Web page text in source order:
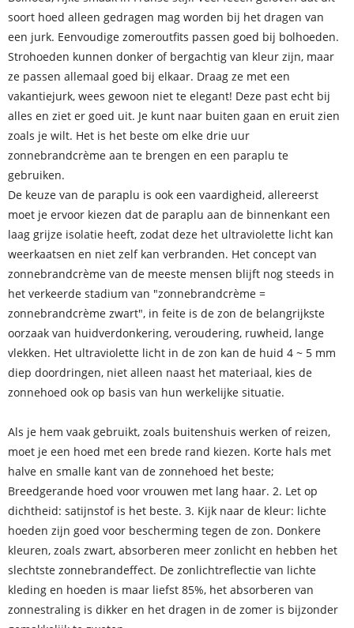
soort hoed alleen gedragen mag worden bij het dragen van
een jurk. Eenvoudige zomeroutfits passen goed bij bolhoeden.
Strohoeden kunnen donker of bergachtig van kleur zijn, maar
ze passen allemaal goed bij elkaar. Draag ze met een
vakantiejurk, wees gewoon niet te elegant! Deze past echt bij
alles en ziet er goed uit. Je kunt naar buiten gaan en eruit zien
zoals je wilt. Het is het beste om elke drie uur
zonnebrandcrème aan te brengen en een paraplu te
gebruiken.
De keuze van de paraplu is ook een vaardigheid, allereerst
moet je ervoor kiezen dat de paraplu aan de binnenkant een
laag grijze isolatie heeft, zodat deze het ultraviolette licht kan
weerkaatsen en niet zelf kan verbranden. Het concept van
zonnebrandcrème van de meeste mensen blijft nog steeds in
het verkeerde stadium van "zonnebrandcrème =
zonnebrandcrème zwart", in feite is de zon de belangrijkste
oorzaak van huidverdonkering, veroudering, ruwheid, lange
vlekken. Het ultraviolette licht in de zon kan de huid 4 ~ 5 mm
diep doordringen, niet alleen naast het materiaal, kies de
zonnehoed ook op basis van hun werkelijke situatie.
Als je hem vaak gebruikt, zoals buitenshuis werken of reizen,
moet je een hoed met een brede rand kiezen. Korte hals met
halve en smalle kant van de zonnehoed het beste;
Breedgerande hoed voor vrouwen met lang haar. 2. Let op
dichtheid: satijnstof is het beste. 3. Kijk naar de kleur: lichte
hoeden zijn goed voor bescherming tegen de zon. Donkere
kleuren, zoals zwart, absorberen meer zonlicht en hebben het
slechtste zonnebrandeffect. De zonlichtreflectie van lichte
kleding en hoeden is maar liefst 85%, het absorberen van
zonnestraling is dikker en het dragen in de zomer is bijzonder